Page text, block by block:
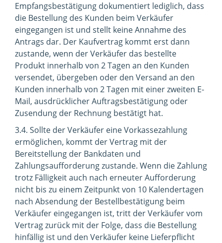
Empfangsbestätigung dokumentiert lediglich, dass
die Bestellung des Kunden beim Verkäufer
eingegangen ist und stellt keine Annahme des
Antrags dar. Der Kaufvertrag kommt erst dann
zustande, wenn der Verkäufer das bestellte
Produkt innerhalb von 2 Tagen an den Kunden
versendet, übergeben oder den Versand an den
Kunden innerhalb von 2 Tagen mit einer zweiten E-
Mail, ausdrücklicher Auftragsbestätigung oder
Zusendung der Rechnung bestätigt hat.
3.4. Sollte der Verkäufer eine Vorkassezahlung
ermöglichen, kommt der Vertrag mit der
Bereitstellung der Bankdaten und
Zahlungsaufforderung zustande. Wenn die Zahlung
trotz Fälligkeit auch nach erneuter Aufforderung
nicht bis zu einem Zeitpunkt von 10 Kalendertagen
nach Absendung der Bestellbestätigung beim
Verkäufer eingegangen ist, tritt der Verkäufer vom
Vertrag zurück mit der Folge, dass die Bestellung
hinfällig ist und den Verkäufer keine Lieferpflicht